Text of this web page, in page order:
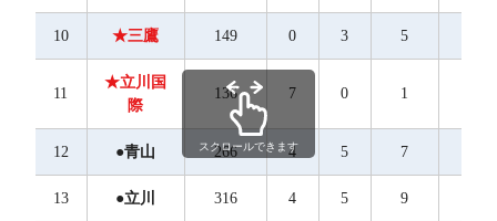
10 ★三鷹 149 0 3 5
11
★立川国
際
136 7 0 1
12 ●青山 266 4 5 7
13 ●立川 316 4 5 9
スクロールできます